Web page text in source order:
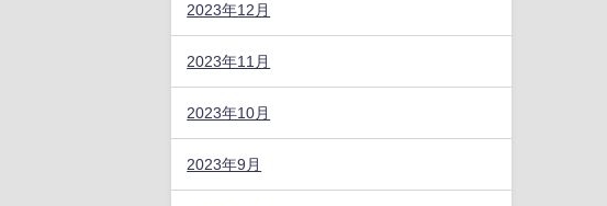
2023年12月
2023年11月
2023年10月
2023年9月